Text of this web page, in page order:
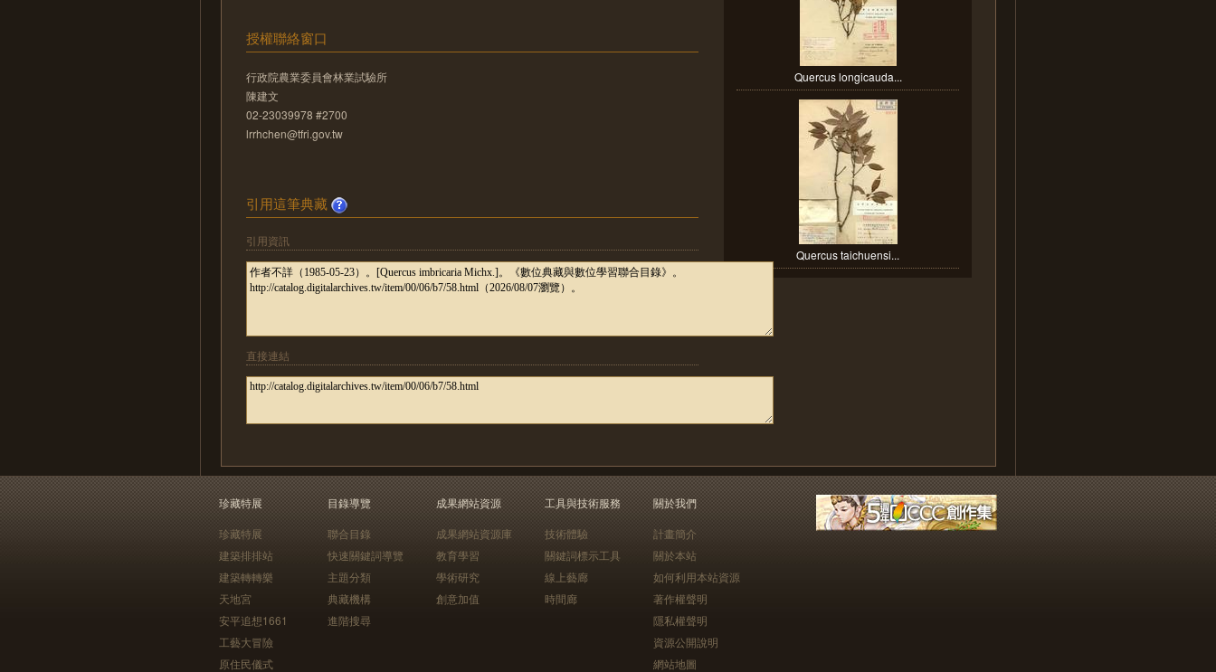
授權聯絡窗口
行政院農業委員會林業試驗所
陳建文
02-23039978 #2700
lrrhchen@tfri.gov.tw
引用這筆典藏
引用資訊
直接連結
Quercus longicauda...
Quercus taichuensi...
珍藏特展
珍藏特展
建築排排站
建築轉轉樂
天地宮
安平追想1661
工藝大冒險
原住民儀式
目錄導覽
聯合目錄
快速關鍵詞導覽
主題分類
典藏機構
進階搜尋
成果網站資源
成果網站資源庫
教育學習
學術研究
創意加值
工具與技術服務
技術體驗
關鍵詞標示工具
線上藝廊
時間廊
關於我們
計畫簡介
關於本站
如何利用本站資源
著作權聲明
隱私權聲明
資源公開說明
網站地圖